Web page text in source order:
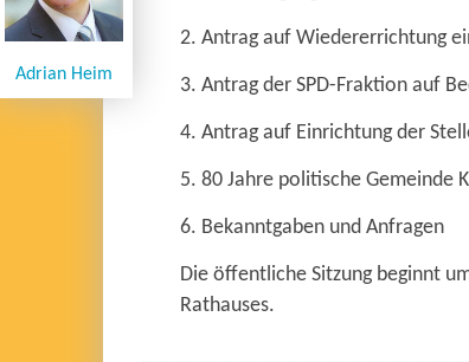
Adrian Heim
2. Antrag auf Wiedererrichtung
3. Antrag der SPD-Fraktion auf
4. Antrag auf Einrichtung der
5. 80 Jahre politische Gemeinde
6. Bekanntgaben und Anfragen
Die öffentliche Sitzung beginnt
Rathauses.